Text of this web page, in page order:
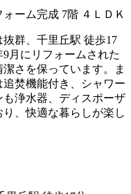
ム完成 7階 ４ＬＤＫ
群、千里丘駅 徒歩17
月にリフォームされた
さを保っています。ま
焚機能付き、シャワー
浄水器、ディスポーザ
、快適な暮らしが楽し